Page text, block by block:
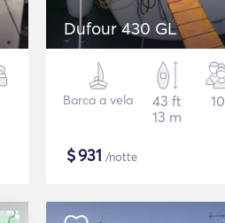
Dufour 430 GL
Barca a vela
43 ft
13 m
10
$931 /notte